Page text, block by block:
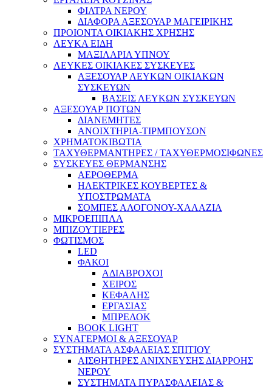
ΦΙΛΤΡΑ ΝΕΡΟΥ
ΔΙΑΦΟΡΑ ΑΞΕΣΟΥΑΡ ΜΑΓΕΙΡΙΚΗΣ
ΠΡΟΙΟΝΤΑ ΟΙΚΙΑΚΗΣ ΧΡΗΣΗΣ
ΛΕΥΚΑ ΕΙΔΗ
ΜΑΞΙΛΑΡΙΑ ΥΠΝΟΥ
ΛΕΥΚΕΣ ΟΙΚΙΑΚΕΣ ΣΥΣΚΕΥΕΣ
ΑΞΕΣΟΥΑΡ ΛΕΥΚΩΝ ΟΙΚΙΑΚΩΝ
ΣΥΣΚΕΥΩΝ
ΒΑΣΕΙΣ ΛΕΥΚΩΝ ΣΥΣΚΕΥΩΝ
ΑΞΕΣΟΥΑΡ ΠΟΤΩΝ
ΔΙΑΝΕΜΗΤΕΣ
ΑΝΟΙΧΤΗΡΙΑ-ΤΙΡΜΠΟΥΣΟΝ
ΧΡΗΜΑΤΟΚΙΒΩΤΙΑ
ΤΑΧΥΘΕΡΜΑΝΤΗΡΕΣ / ΤΑΧΥΘΕΡΜΟΣΙΦΩΝΕΣ
ΣΥΣΚΕΥΕΣ ΘΕΡΜΑΝΣΗΣ
ΑΕΡΟΘΕΡΜΑ
ΗΛΕΚΤΡΙΚΕΣ ΚΟΥΒΕΡΤΕΣ &
ΥΠΟΣΤΡΩΜΑΤΑ
ΣΟΜΠΕΣ ΑΛΟΓΟΝΟΥ-ΧΑΛΑΖΙΑ
ΜΙΚΡΟΕΠΙΠΛΑ
ΜΠΙΖΟΥΤΙΕΡΕΣ
ΦΩΤΙΣΜΟΣ
LED
ΦΑΚΟΙ
ΑΔΙΑΒΡΟΧΟΙ
ΧΕΙΡΟΣ
ΚΕΦΑΛΗΣ
ΕΡΓΑΣΙΑΣ
ΜΠΡΕΛΟΚ
BOOK LIGHT
ΣΥΝΑΓΕΡΜΟΙ & ΑΞΕΣΟΥΑΡ
ΣΥΣΤΗΜΑΤΑ ΑΣΦΑΛΕΙΑΣ ΣΠΙΤΙΟΥ
ΑΙΣΘΗΤΗΡΕΣ ΑΝΙΧΝΕΥΣΗΣ ΔΙΑΡΡΟΗΣ
ΝΕΡΟΥ
ΣΥΣΤΗΜΑΤΑ ΠΥΡΑΣΦΑΛΕΙΑΣ &